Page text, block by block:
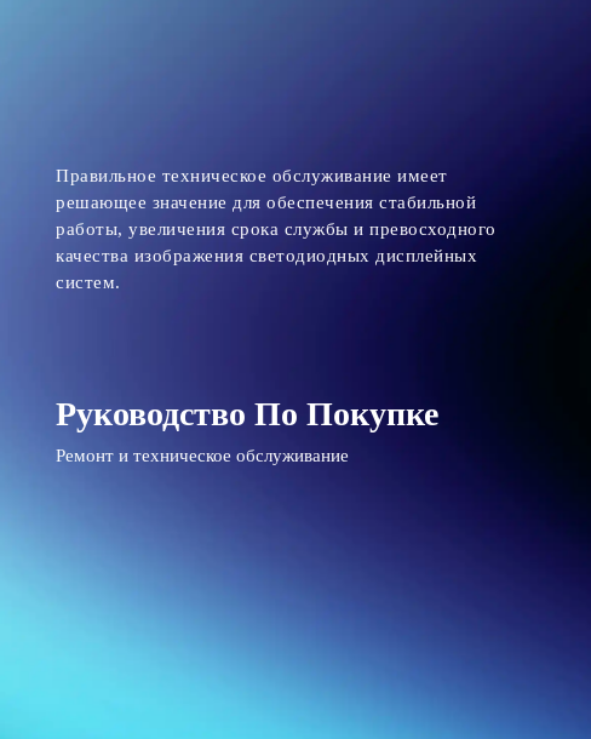
Правильное техническое обслуживание имеет
решающее значение для обеспечения стабильной
работы, увеличения срока службы и превосходного
качества изображения светодиодных дисплейных
систем.
Руководство По Покупке
Ремонт и техническое обслуживание